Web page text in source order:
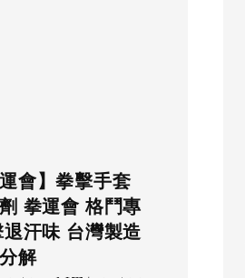
運會】拳擊手套
拳運會 格鬥專
退汗味 台灣製造
解